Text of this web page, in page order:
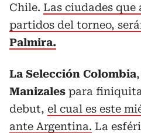
Chile. Las ciudades que
partidos del torneo,
Palmira.
La Selección Colombia
Manizales para
debut, el cual es este
ante Argentina. La